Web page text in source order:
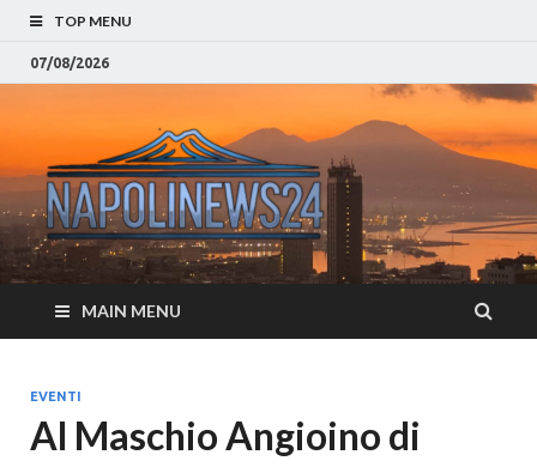
TOP MENU
07/08/2026
–
Napoli
Notizie sulla citta di
Napoli e Campania
Eventi, Sport
MAIN MENU
EVENTI
Al Maschio Angioino di